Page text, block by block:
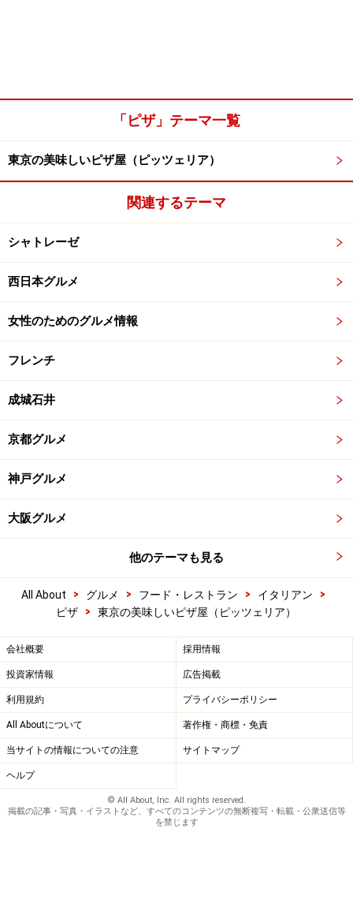
「ピザ」テーマ一覧
東京の美味しいピザ屋（ピッツェリア）
関連するテーマ
シャトレーゼ
西日本グルメ
女性のためのグルメ情報
フレンチ
成城石井
京都グルメ
神戸グルメ
大阪グルメ
他のテーマも見る
All About > グルメ > フード・レストラン > イタリアン
>
ピザ
> 東京の美味しいピザ屋（ピッツェリア）
会社概要 採用情報
投資家情報 広告掲載
利用規約 プライバシーポリシー
All Aboutについて 著作権・商標・免責
当サイトの情報についての注意 サイトマップ
ヘルプ
© All About, Inc. All rights reserved.
掲載の記事・写真・イラストなど、すべてのコンテンツの無断複写・転載・公衆送信等
を禁じます